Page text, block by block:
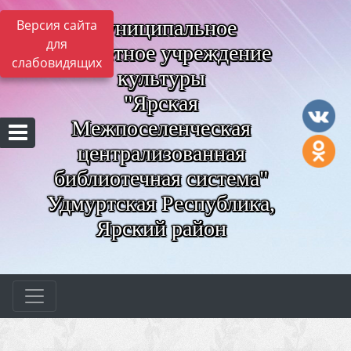
Версия сайта
для
слабовидящих
Муниципальное
бюджетное учреждение
культуры
"Ярская
Межпоселенческая
централизованная
библиотечная система"
Удмуртская Республика,
Ярский район